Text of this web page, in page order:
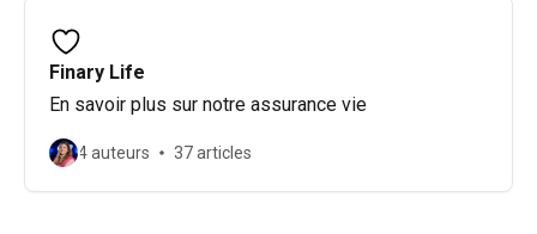
Finary Life
En savoir plus sur notre assurance vie
4 auteurs 37 articles